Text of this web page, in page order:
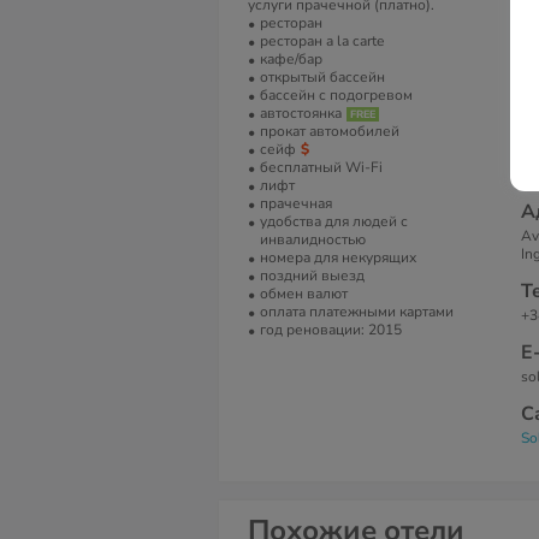
услуги прачечной (платно).
ресторан
ресторан a la carte
кафе/бар
открытый бассейн
бассейн с подогревом
автостоянка
прокат автомобилей
сейф
бесплатный Wi-Fi
лифт
прачечная
удобства для людей с
инвалидностью
номера для некурящих
поздний выезд
обмен валют
оплата платежными картами
год реновации: 2015
Похожие отели